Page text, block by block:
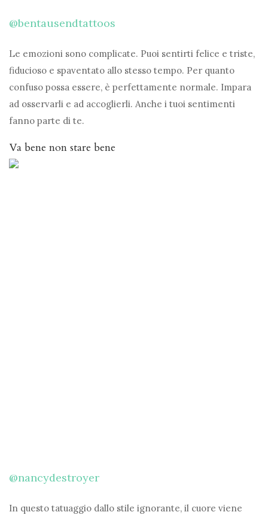
@bentausendtattoos
Le emozioni sono complicate. Puoi sentirti felice e triste,
fiducioso e spaventato allo stesso tempo. Per quanto
confuso possa essere, è perfettamente normale. Impara
ad osservarli e ad accoglierli. Anche i tuoi sentimenti
fanno parte di te.
Va bene non stare bene
@nancydestroyer
In questo tatuaggio dallo stile ignorante, il cuore viene